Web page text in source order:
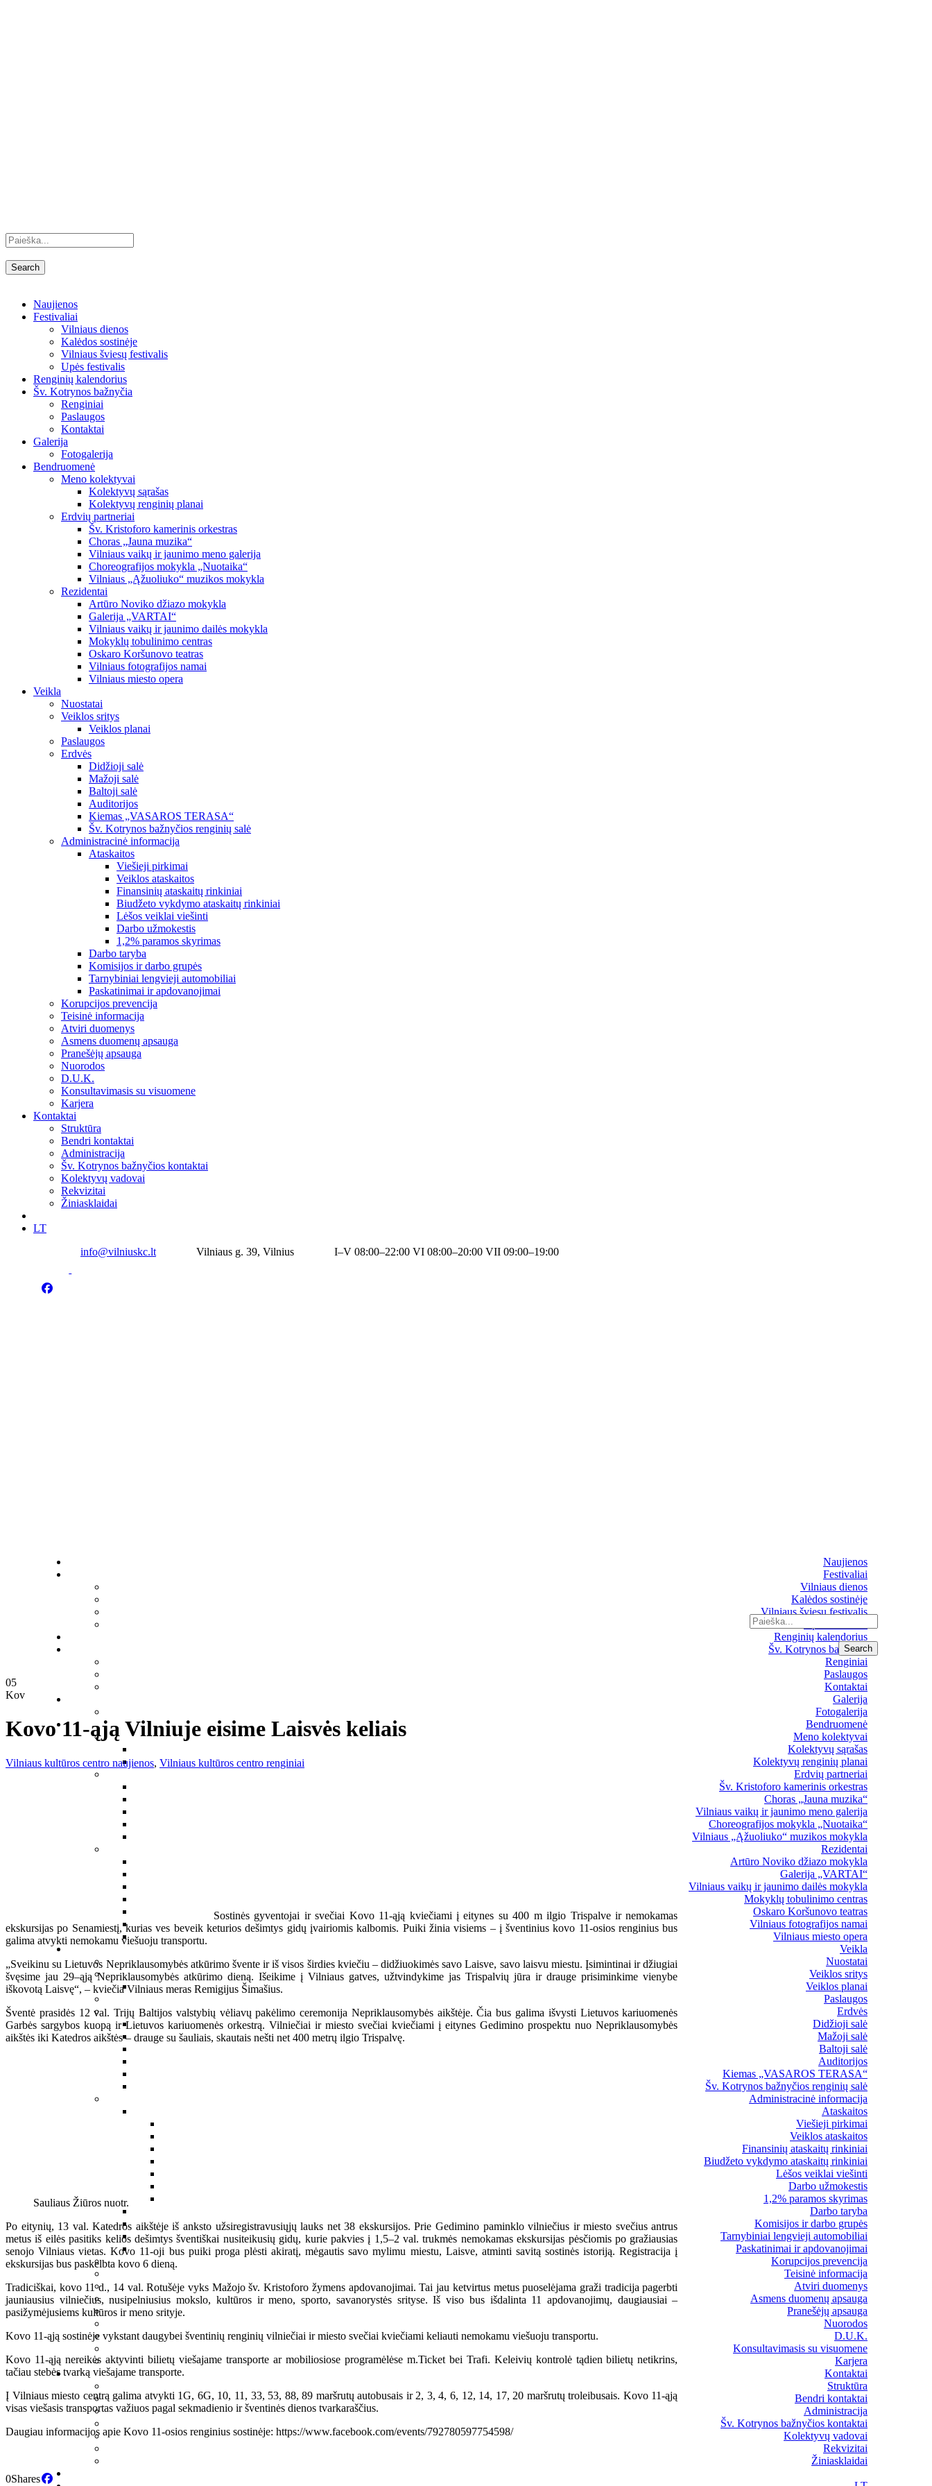
Naujienos
Festivaliai
Vilniaus dienos
Kalėdos sostinėje
Vilniaus šviesų festivalis
Upės festivalis
Renginių kalendorius
Šv. Kotrynos bažnyčia
Renginiai
Paslaugos
Kontaktai
Galerija
Fotogalerija
Bendruomenė
Meno kolektyvai
Kolektyvų sąrašas
Kolektyvų renginių planai
Erdvių partneriai
Šv. Kristoforo kamerinis orkestras
Choras „Jauna muzika“
Vilniaus vaikų ir jaunimo meno galerija
Choreografijos mokykla „Nuotaika“
Vilniaus „Ąžuoliuko“ muzikos mokykla
Rezidentai
Artūro Noviko džiazo mokykla
Galerija „VARTAI“
Vilniaus vaikų ir jaunimo dailės mokykla
Mokyklų tobulinimo centras
Oskaro Koršunovo teatras
Vilniaus fotografijos namai
Vilniaus miesto opera
Veikla
Nuostatai
Veiklos sritys
Veiklos planai
Paslaugos
Erdvės
Didžioji salė
Mažoji salė
Baltoji salė
Auditorijos
Kiemas „VASAROS TERASA“
Šv. Kotrynos bažnyčios renginių salė
Administracinė informacija
Ataskaitos
Viešieji pirkimai
Veiklos ataskaitos
Finansinių ataskaitų rinkiniai
Biudžeto vykdymo ataskaitų rinkiniai
Lėšos veiklai viešinti
Darbo užmokestis
1,2% paramos skyrimas
Darbo taryba
Komisijos ir darbo grupės
Tarnybiniai lengvieji automobiliai
Paskatinimai ir apdovanojimai
Korupcijos prevencija
Teisinė informacija
Atviri duomenys
Asmens duomenų apsauga
Pranešėjų apsauga
Nuorodos
D.U.K.
Konsultavimasis su visuomene
Karjera
Kontaktai
Struktūra
Bendri kontaktai
Administracija
Šv. Kotrynos bažnyčios kontaktai
Kolektyvų vadovai
Rekvizitai
Žiniasklaidai
LT
info@vilniuskc.lt
Vilniaus g. 39, Vilnius I–V 08:00–22:00 VI 08:00–20:00 VII 09:00–19:00
Naujienos
Festivaliai
Vilniaus dienos
Kalėdos sostinėje
Vilniaus šviesų festivalis
Renginių kalendorius
Šv. Kotrynos bažnyčia
Renginiai
Paslaugos
Kontaktai
Galerija
Fotogalerija
Bendruomenė
Meno kolektyvai
Kolektyvų sąrašas
Kolektyvų renginių planai
Erdvių partneriai
Šv. Kristoforo kamerinis orkestras
Choras „Jauna muzika“
Vilniaus vaikų ir jaunimo meno galerija
Choreografijos mokykla „Nuotaika“
Vilniaus „Ąžuoliuko“ muzikos mokykla
Rezidentai
Artūro Noviko džiazo mokykla
Galerija „VARTAI“
Vilniaus vaikų ir jaunimo dailės mokykla
Mokyklų tobulinimo centras
Oskaro Koršunovo teatras
Vilniaus fotografijos namai
Vilniaus miesto opera
Veikla
Nuostatai
Veiklos sritys
Veiklos planai
Paslaugos
Erdvės
Didžioji salė
Mažoji salė
Baltoji salė
Auditorijos
Kiemas „VASAROS TERASA“
Šv. Kotrynos bažnyčios renginių salė
Administracinė informacija
Ataskaitos
Viešieji pirkimai
Veiklos ataskaitos
Finansinių ataskaitų rinkiniai
Biudžeto vykdymo ataskaitų rinkiniai
Lėšos veiklai viešinti
Darbo užmokestis
1,2% paramos skyrimas
Darbo taryba
Komisijos ir darbo grupės
Tarnybiniai lengvieji automobiliai
Paskatinimai ir apdovanojimai
Korupcijos prevencija
Teisinė informacija
Atviri duomenys
Asmens duomenų apsauga
Pranešėjų apsauga
Nuorodos
D.U.K.
Konsultavimasis su visuomene
Karjera
Kontaktai
Struktūra
Bendri kontaktai
Administracija
Šv. Kotrynos bažnyčios kontaktai
Kolektyvų vadovai
Rekvizitai
Žiniasklaidai
05
Kov
Kovo 11-ąją Vilniuje eisime Laisvės keliais
Vilniaus kultūros centro naujienos, Vilniaus kultūros centro renginiai
Sostinės gyventojai ir svečiai Kovo 11-ąją kviečiami į eitynes su 400 m ilgio Trispalve ir nemokamas
ekskursijas po Senamiestį, kurias ves beveik keturios dešimtys gidų įvairiomis kalbomis. Puiki žinia visiems – į šventinius kovo 11-osios renginius bus
galima atvykti nemokamu viešuoju transportu.
„Sveikinu su Lietuvos Nepriklausomybės atkūrimo švente ir iš visos širdies kviečiu – didžiuokimės savo Laisve, savo laisvu miestu. Įsimintinai ir džiugiai
švęsime jau 29–ąją Nepriklausomybės atkūrimo dieną. Išeikime į Vilniaus gatves, užtvindykime jas Trispalvių jūra ir drauge prisiminkime vienybe
iškovotą Laisvę“, – kviečia Vilniaus meras Remigijus Šimašius.
Šventė prasidės 12 val. Trijų Baltijos valstybių vėliavų pakėlimo ceremonija Nepriklausomybės aikštėje. Čia bus galima išvysti Lietuvos kariuomenės
Garbės sargybos kuopą ir Lietuvos kariuomenės orkestrą. Vilniečiai ir miesto svečiai kviečiami į eitynes Gedimino prospektu nuo Nepriklausomybės
aikštės iki Katedros aikštės – drauge su šauliais, skautais nešti net 400 metrų ilgio Trispalvę.
Sauliaus Žiūros nuotr.
Po eitynių, 13 val. Katedros aikštėje iš anksto užsiregistravusiųjų lauks net 38 ekskursijos. Prie Gedimino paminklo vilniečius ir miesto svečius antrus
metus iš eilės pasitiks kelios dešimtys šventiškai nusiteikusių gidų, kurie pakvies į 1,5–2 val. trukmės nemokamas ekskursijas pėsčiomis po gražiausias
senojo Vilniaus vietas. Kovo 11-oji bus puiki proga plėsti akiratį, mėgautis savo mylimu miestu, Laisve, atminti savitą sostinės istoriją. Registracija į
ekskursijas bus paskelbta kovo 6 dieną.
Tradiciškai, kovo 11 d., 14 val. Rotušėje vyks Mažojo šv. Kristoforo žymens apdovanojimai. Tai jau ketvirtus metus puoselėjama graži tradicija pagerbti
jauniausius vilniečius, nusipelniusius mokslo, kultūros ir meno, sporto, savanorystės srityse. Iš viso bus išdalinta 11 apdovanojimų, daugiausiai –
pasižymėjusiems kultūros ir meno srityje.
Kovo 11-ąją sostinėje vykstant daugybei šventinių renginių vilniečiai ir miesto svečiai kviečiami keliauti nemokamu viešuoju transportu.
Kovo 11-ąją nereikės aktyvinti bilietų viešajame transporte ar mobiliosiose programėlėse m.Ticket bei Trafi. Keleivių kontrolė tądien bilietų netikrins,
tačiau stebės tvarką viešajame transporte.
Į Vilniaus miesto centrą galima atvykti 1G, 6G, 10, 11, 33, 53, 88, 89 maršrutų autobusais ir 2, 3, 4, 6, 12, 14, 17, 20 maršrutų troleibusais. Kovo 11-ąją
visas viešasis transportas važiuos pagal sekmadienio ir šventinės dienos tvarkaraščius.
Daugiau informacijos apie Kovo 11-osios renginius sostinėje: https://www.facebook.com/events/792780597754598/
0Shares